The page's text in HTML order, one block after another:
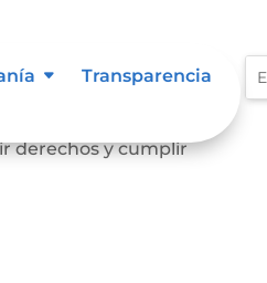
Transparencia
En él se registran
derechos y cumplir